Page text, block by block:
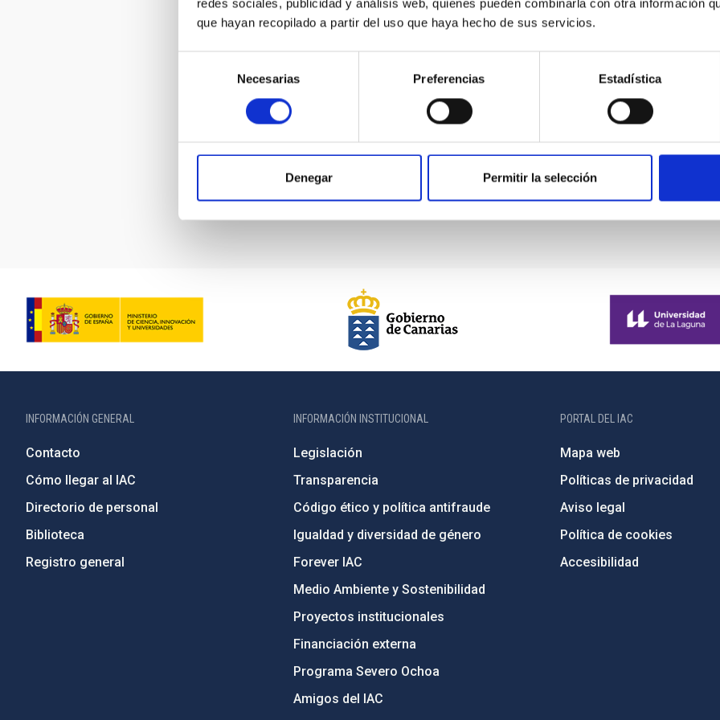
redes sociales, publicidad y análisis web, quienes pueden combinarla con otra información
que hayan recopilado a partir del uso que haya hecho de sus servicios.
consentimiento
Necesarias Preferencias Estadística
Denegar Permitir la selección
vectorial
vectorial
ELF EXO LIFE FINDER
ELF EXO LIFE FINDER
BLANCO PDF vectorial
Paginación
páginaanterior
actual
INFORMACIÓN GENERAL
Contacto
Cómo llegar al IAC
Directorio de personal
Biblioteca
Registro general
INFORMACIÓN INSTITUCIONAL
Legislación
Transparencia
Código ético y política antifraude
Igualdad y diversidad de género
Forever IAC
Medio Ambiente y Sostenibilidad
Proyectos institucionales
Financiación externa
Programa Severo Ochoa
Amigos del IAC
PORTAL DEL IAC
Mapa web
Políticas de privacidad
Aviso legal
Política de cookies
Accesibilidad